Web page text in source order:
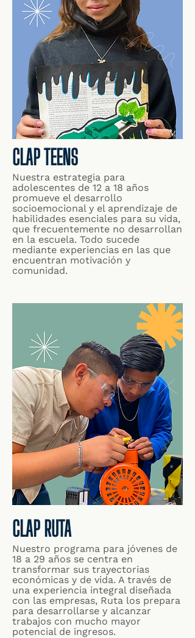
CLAP TEENS
Nuestra estrategia para
adolescentes de 12 a 18 años
promueve el desarrollo
socioemocional y el aprendizaje de
habilidades esenciales para su vida,
que frecuentemente no desarrollan
en la escuela. Todo sucede
mediante experiencias en las que
encuentran motivación y
comunidad.
CLAP RUTA
Nuestro programa para jóvenes de
18 a 29 años se centra en
transformar sus trayectorias
económicas y de vida. A través de
una experiencia integral diseñada
con las empresas, Ruta los prepara
para desarrollarse y alcanzar
trabajos con mucho mayor
potencial de ingresos.